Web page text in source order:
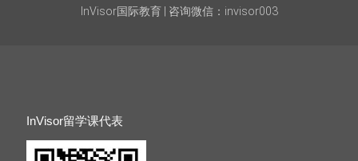
InVisor国际教育 | 咨询微信：invisor003
InVisor留学课代表